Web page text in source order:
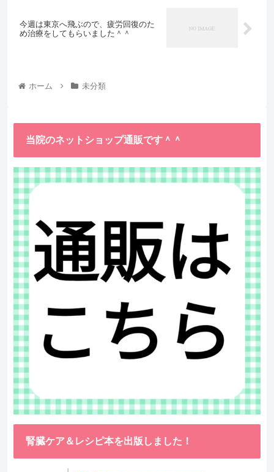
今週は東京へ飛ぶので、疲労回復のた
め治療をしてもらいました＾＾
ホーム 未分類
当院のネットショップ通販です＾＾
腎臓ケア＆レシピ本を出版しました！